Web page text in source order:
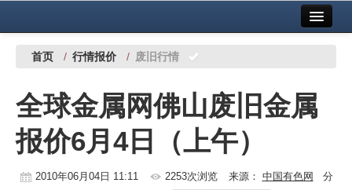
中国有色金属报社主办 广告服务
铜镍铅锌
铝
稀有稀土
首页 / 行情报价 / 废旧行情
全球金属网佛山废旧金属
报价6月4日（上午）
2010年06月04日 11:11 2253次浏览 来源： 中国有色网 分